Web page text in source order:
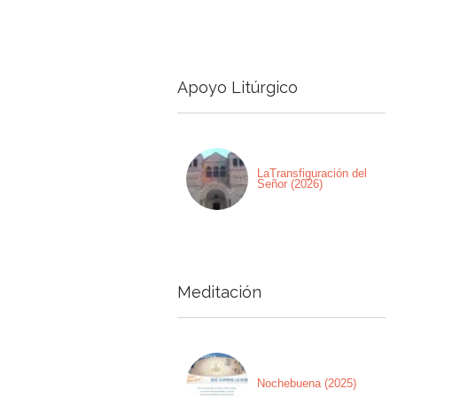
Apoyo Litúrgico
LaTransfiguración del
Señor (2026)
Meditación
Nochebuena (2025)